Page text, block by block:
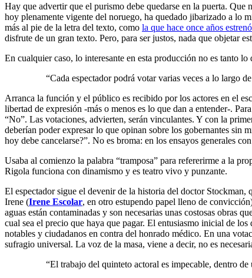
Hay que advertir que el purismo debe quedarse en la puerta.
hoy plenamente vigente del noruego, ha quedado jibarizado a lo
más al pie de la letra del texto, como la que hace once años estrenó
disfrute de un gran texto. Pero, para ser justos, nada que objetar
En cualquier caso, lo interesante en esta producción no es tanto
“Cada espectador podrá votar varias veces a lo largo
Arranca la función y el público es recibido por los actores en el
libertad de expresión -más o menos es lo que dan a entender-.
“No”. Las votaciones, advierten, serán vinculantes. Y con la
deberían poder expresar lo que opinan sobre los gobernantes sin
hoy debe cancelarse?”. No es broma: en los ensayos generales
Usaba al comienzo la palabra “tramposa” para refererirme a la
Rigola funciona con dinamismo y es teatro vivo y punzante.
El espectador sigue el devenir de la historia del doctor Stockman,
Irene (Irene Escolar, en otro estupendo papel lleno de
aguas están contaminadas y son necesarias unas costosas obras
cual sea el precio que haya que pagar. El entusiasmo inicial de
notables y ciudadanos en contra del honrado médico. En una
sufragio universal. La voz de la masa, viene a decir, no es
“El trabajo del quinteto actoral es impecable, dentro